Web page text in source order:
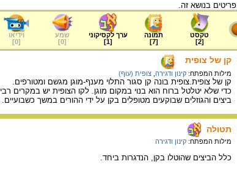
טקסט
[
2
]
תמונה
[
7
]
ערך לקסיקוני
[
1
]
שמע
[
0
]
וידיאו
[
0
]
קן של צופית
מילות המפתח: קינון ודגירה צופית (עוף)
קן של צופית.צופית בונה קן סגור התלוי מענף-מוגן מגשם ומטורפים.
ביצים והגוזלים שבוקעים מטופלים בקן על ידי ההורים במשך כשבועיים.
תטולה
מילות המפתח: קינון ודגירה
כלל הביצים שהוטלו בקן, הנדגרות ביחד.